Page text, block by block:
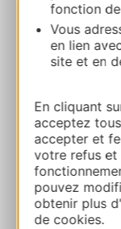
fonction
Vous
en lien
site et en
En cliquant
acceptez
accepter et
votre refus et
pouvez
obtenir plus
de cookies.
05 34
E-mail